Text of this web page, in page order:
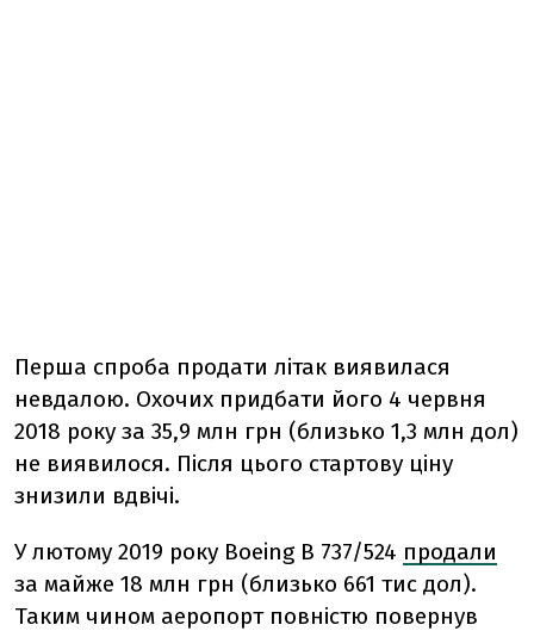
Перша спроба продати літак виявилася
невдалою. Охочих придбати його 4 червня
2018 року за 35,9 млн грн (близько 1,3 млн дол)
не виявилося. Після цього стартову ціну
знизили вдвічі.
У лютому 2019 року Boeing B 737/524 продали
за майже 18 млн грн (близько 661 тис дол).
Таким чином аеропорт повністю повернув